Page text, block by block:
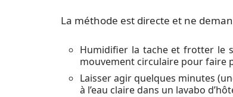
La méthode est directe et ne
Humidifier la tache et frotter le
mouvement circulaire pour faire
Laisser agir quelques minutes
à l’eau claire dans un lavabo